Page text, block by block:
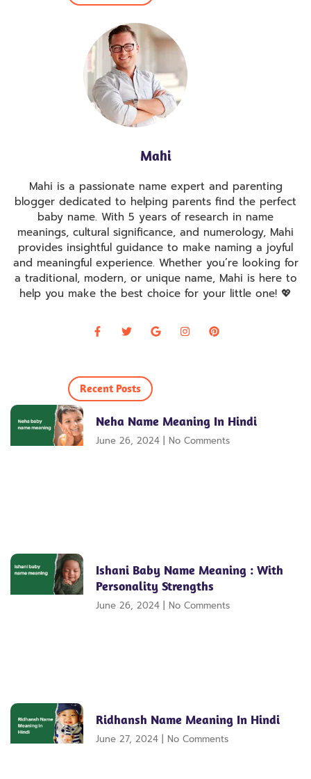
Mahi
Mahi is a passionate name expert and parenting
blogger dedicated to helping parents find the perfect
baby name. With 5 years of research in name
meanings, cultural significance, and numerology, Mahi
provides insightful guidance to make naming a joyful
and meaningful experience. Whether you’re looking for
a traditional, modern, or unique name, Mahi is here to
help you make the best choice for your little one! 💖
Recent Posts
Neha Name Meaning In Hindi
June 26, 2024 No Comments
Ishani Baby Name Meaning : With
Personality Strengths
June 26, 2024 No Comments
Ridhansh Name Meaning In Hindi
June 27, 2024 No Comments